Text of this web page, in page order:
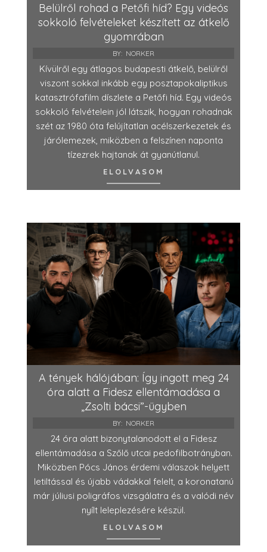
Belülről rohad a Petőfi híd? Egy videós
sokkoló felvételeket készített az átkelő
gyomrában
BY: NORKER
Kívülről egy átlagos budapesti átkelő, belülről
viszont sokkal inkább egy posztapokaliptikus
katasztrófafilm díszlete a Petőfi híd. Egy videós
sokkoló felvételein jól látszik, hogyan rohadnak
szét az 1980 óta felújítatlan acélszerkezetek és
járólemezek, miközben a felszínen naponta
tízezrek hajtanak át gyanútlanul.
ELOLVASOM
A tények hálójában: Így ingott meg 24
óra alatt a Fidesz ellentámadása a
„Zsolti bácsi”-ügyben
BY: NORKER
24 óra alatt bizonytalanodott el a Fidesz
ellentámadása a Szőlő utcai pedofilbotrányban.
Miközben Pócs János érdemi válaszok helyett
letiltással és újabb vádakkal felelt, a koronatanú
már júliusi poligráfos vizsgálatra és a valódi név
nyílt leleplezésére készül.
ELOLVASOM